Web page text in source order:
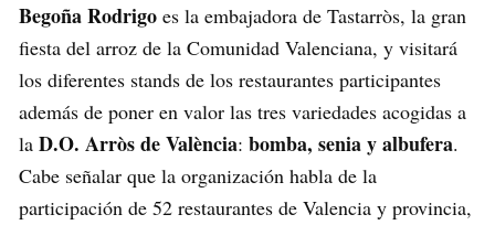
Begoña Rodrigo es la embajadora de Tastarròs, la gran
fiesta del arroz de la Comunidad Valenciana, y visitará
los diferentes stands de los restaurantes participantes
además de poner en valor las tres variedades acogidas a
la D.O. Arròs de València: bomba, senia y albufera.
Cabe señalar que la organización habla de la
participación de 52 restaurantes de Valencia y provincia,